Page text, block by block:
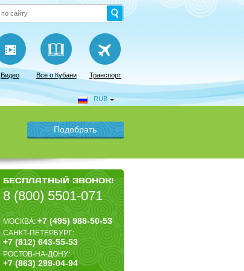
Видео Все о Кубани Транспорт
RUB
БЕСПЛАТНЫЙ ЗВОНОК!
8 (800) 5501-071
МОСКВА:+7 (495) 988-50-53
САНКТ-ПЕТЕРБУРГ:
+7 (812) 643-55-53
РОСТОВ-НА-ДОНУ:
+7 (863) 299-04-94